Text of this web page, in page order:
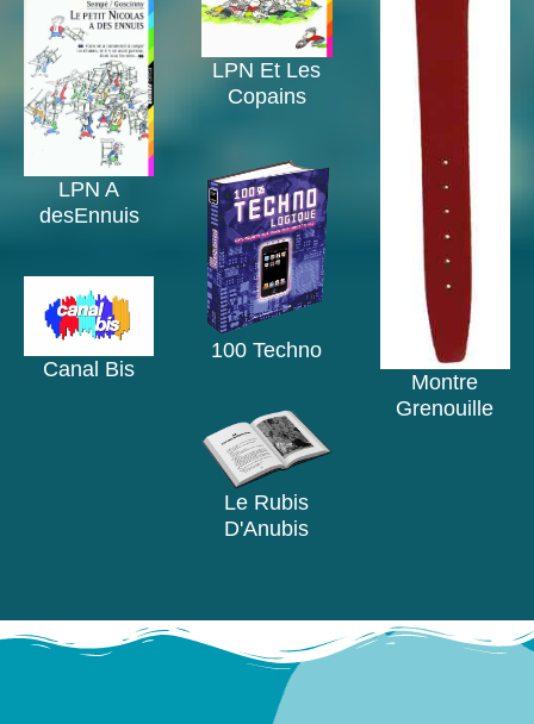
Montre
Grenouille
LPN Et Les
Copains
LPN A
desEnnuis
100 Techno
Canal Bis
Le Rubis
D'Anubis